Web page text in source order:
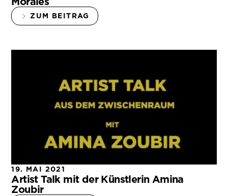
ZUM BEITRAG
19. MAI 2021
Artist Talk mit der Künstlerin Amina
Zoubir